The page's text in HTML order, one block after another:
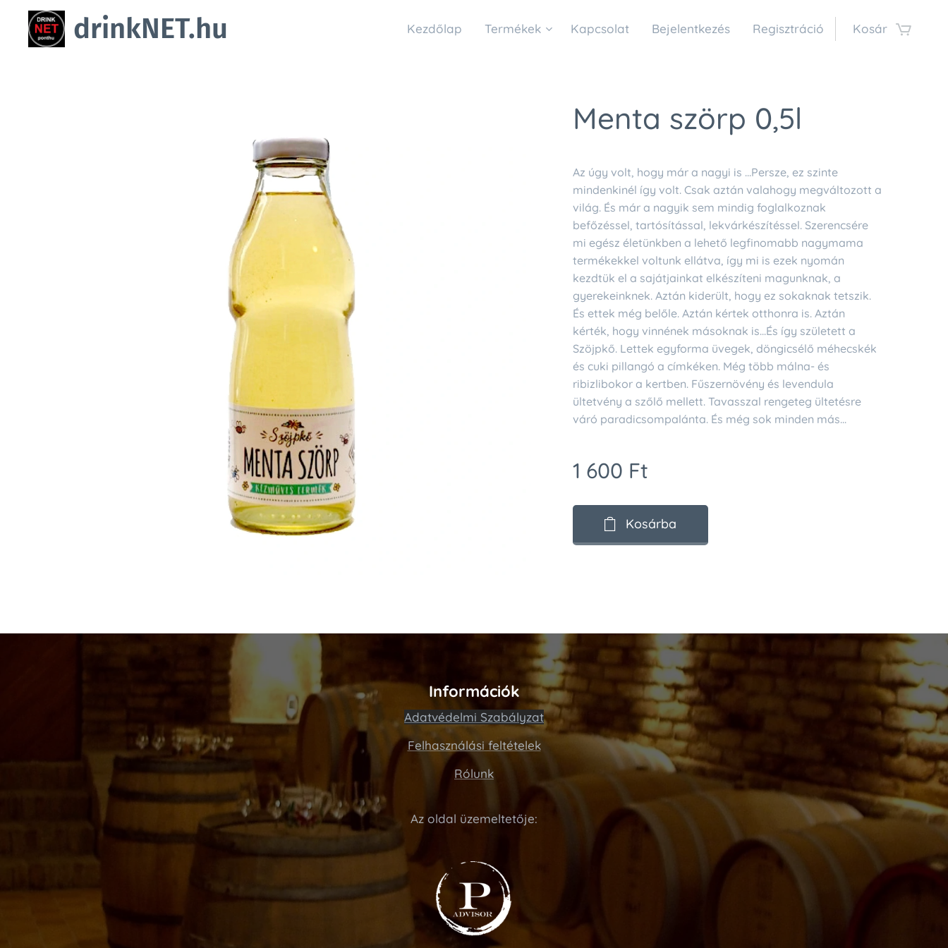
drinkNET.hu Kezdőlap Termékek Kapcsolat Bejelentkezés Regisztráció Kosár
Menta szörp 0,5l
Az úgy volt, hogy már a nagyi is ...Persze, ez szinte
mindenkinél így volt. Csak aztán valahogy megváltozott a
világ. És már a nagyik sem mindig foglalkoznak
befőzéssel, tartósítással, lekvárkészítéssel. Szerencsére
mi egész életünkben a lehető legfinomabb nagymama
termékekkel voltunk ellátva, így mi is ezek nyomán
kezdtük el a sajátjainkat elkészíteni magunknak, a
gyerekeinknek. Aztán kiderült, hogy ez sokaknak tetszik.
És ettek még belőle. Aztán kértek otthonra is. Aztán
kérték, hogy vinnének másoknak is...És így született a
Szöjpkő. Lettek egyforma üvegek, döngicsélő méhecskék
és cuki pillangó a címkéken. Még több málna- és
ribizlibokor a kertben. Fűszernövény és levendula
ültetvény a szőlő mellett. Tavasszal rengeteg ültetésre
váró paradicsompalánta. És még sok minden más...
1 600 Ft
Kosárba
Információk
Adatvédelmi Szabályzat
Felhasználási feltételek
Rólunk
Az oldal üzemeltetője: